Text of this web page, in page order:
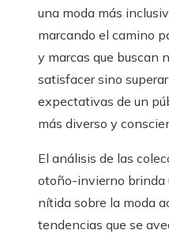
una moda más
marcando el camino
y marcas que buscan
satisfacer sino
expectativas de un
más diverso y
El análisis de las
otoño-invierno brinda
nítida sobre la moda
tendencias que se